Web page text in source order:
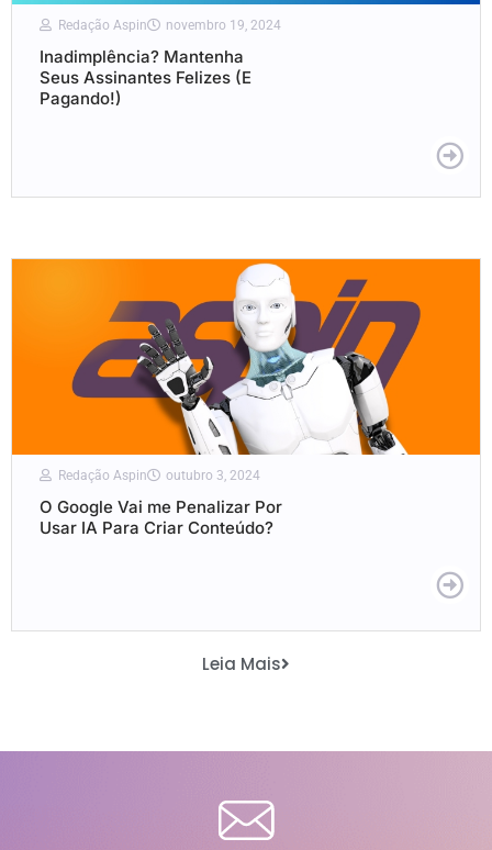
Redação Aspin novembro 19, 2024
Inadimplência? Mantenha
Seus Assinantes Felizes (E
Pagando!)
Redação Aspin outubro 3, 2024
O Google Vai me Penalizar Por
Usar IA Para Criar Conteúdo?
Leia Mais